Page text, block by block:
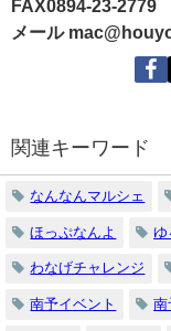
FAX0894-23-2779
メール
関連キーワード
なんなんマルシェ
ほっぷなんよ ゆ
わなげチャレンジ
南予イベント 南